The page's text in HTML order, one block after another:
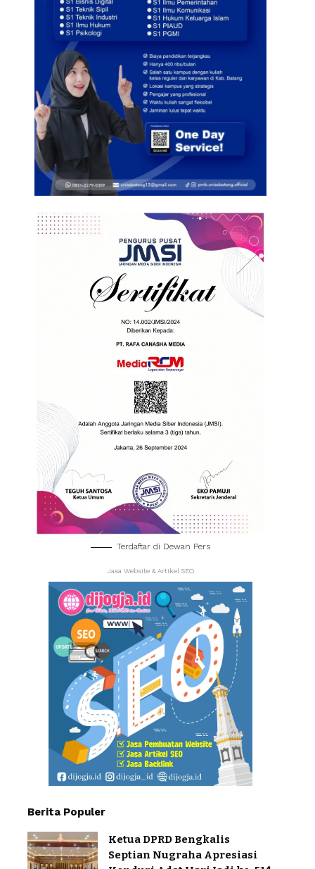
Terdaftar di Dewan Pers
Jasa Website & Artikel SEO
Berita Populer
Ketua DPRD Bengkalis
Septian Nugraha Apresiasi